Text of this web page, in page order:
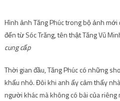
Hình ảnh Tăng Phúc trong bộ ảnh
đến từ Sóc Trăng, tên thật Tăng Vũ
cung cấp
Thời gian đầu, Tăng Phúc có những
khấu nhỏ. Đôi khi anh ấy cảm thấy
người khác mà không có bài của